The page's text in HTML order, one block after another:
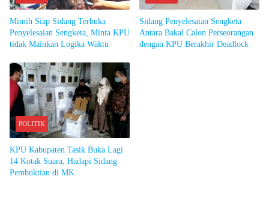
Mimih Siap Sidang Terbuka
Penyelesaian Sengketa, Minta KPU
tidak Mainkan Logika Waktu
Sidang Penyelesaian Sengketa
Antara Bakal Calon Perseorangan
dengan KPU Berakhir Deadlock
POLITIK
KPU Kabupaten Tasik Buka Lagi
14 Kotak Suara, Hadapi Sidang
Pembuktian di MK